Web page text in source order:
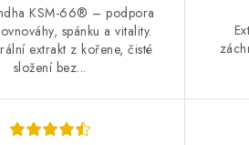
KSM-66® – podpora
spánku a vitality.
extrakt z kořene, čisté
složení bez...